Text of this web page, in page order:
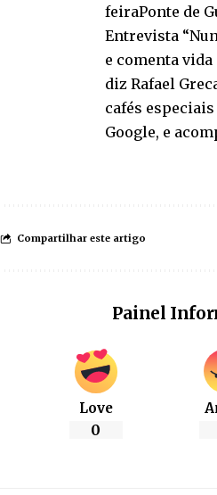
feiraPonte de
Entrevista
e comenta
diz Rafael
cafés
Google, e
Compartilhar este artigo
Painel
Love
0